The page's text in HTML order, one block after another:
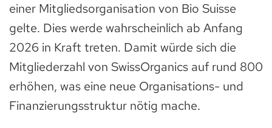
einer Mitgliedsorganisation von Bio Suisse
gelte. Dies werde wahrscheinlich ab Anfang
2026 in Kraft treten. Damit würde sich die
Mitgliederzahl von SwissOrganics auf rund 800
erhöhen, was eine neue Organisations- und
Finanzierungsstruktur nötig mache.